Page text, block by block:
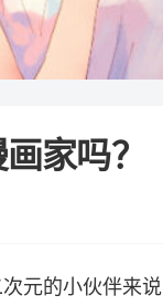
家吗？
元的小伙伴来